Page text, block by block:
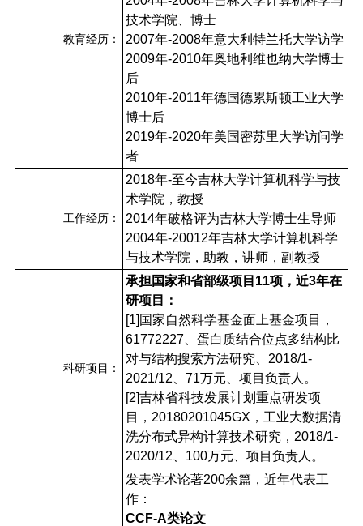
教育经历：
技术学院、博士
2007年-2008年意大利特兰托大学访学
2009年-2010年奥地利维也纳大学博士
后
2010年-2011年德国德累斯顿工业大学
博士后
2019年-2020年美国密苏里大学访问学
者
工作经历：
2018年-至今吉林大学计算机科学与技
术学院，教授
2014年破格评为吉林大学博士生导师
2004年-20012年吉林大学计算机科学
与技术学院，助教，讲师，副教授
科研项目：
承担国家和省部级项目11项，近3年在
研项目：
[1]国家自然科学基金面上基金项目，
61772227、蛋白质结合位点多结构比
对与结构搜索方法研究、2018/1-
2021/12、71万元、项目负责人。
[2]吉林省科技发展计划重点研发项
目，20180201045GX，工业大数据清
洗分布式异构计算技术研究，2018/1-
2020/12、100万元、项目负责人。
发表学术论著200余篇，近年代表工
作：
CCF-A类论文